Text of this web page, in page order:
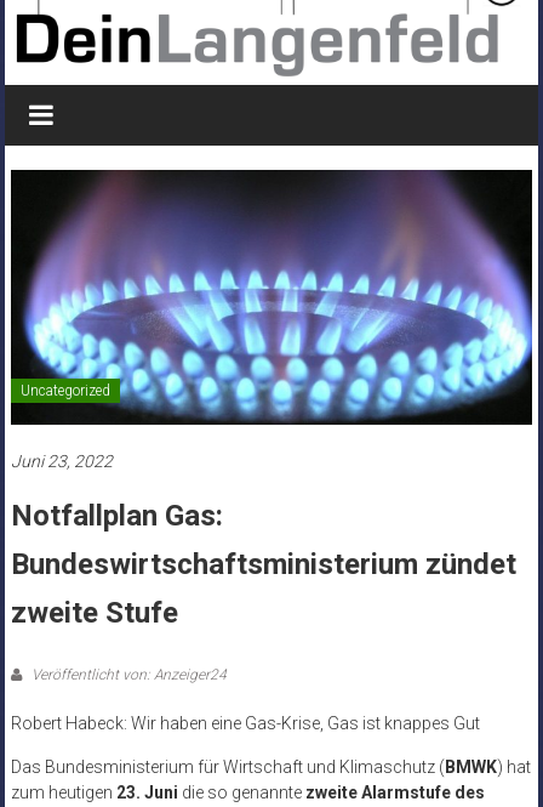
Uncategorized
Juni 23, 2022
Notfallplan Gas:
Bundeswirtschaftsministerium zündet
zweite Stufe
Veröffentlicht von: Anzeiger24
Robert Habeck: Wir haben eine Gas-Krise, Gas ist knappes Gut
Das Bundesministerium für Wirtschaft und Klimaschutz ( BMWK) hat
zum heutigen 23. Juni die so genanntezweite Alarmstufe des